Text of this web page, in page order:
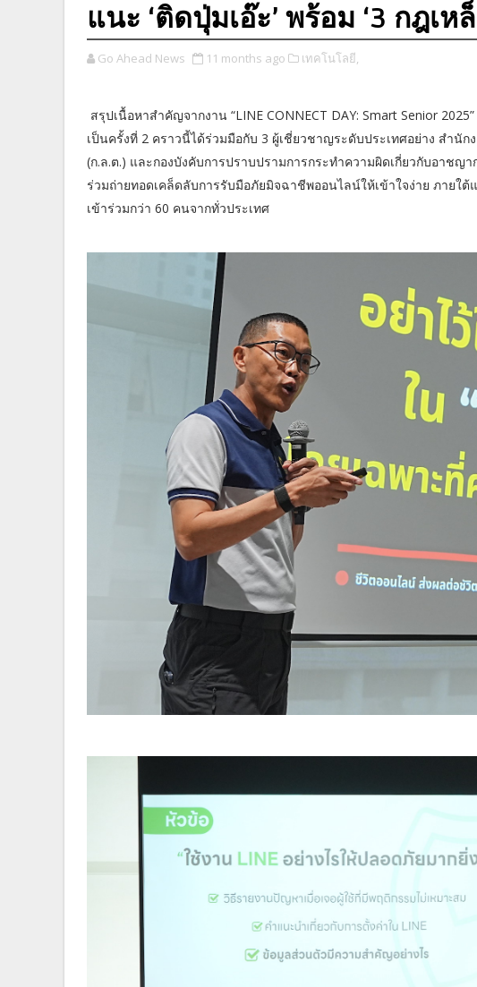
แนะ ‘ติดปุ่มเอ๊ะ’ พร้อม ‘3 กฎเ
Go Ahead News 11 months ago เทคโนโลยี,
สรุปเนื้อหาสำคัญจากงาน “LINE CONNECT DAY: Smart Senior
เป็นครั้งที่ 2 คราวนี้ได้ร่วมมือกับ 3 ผู้เชี่ยวชาญระดับประเทศอย่าง สำ
(ก.ล.ต.) และกองบังคับการปราบปรามการกระทำความผิดเกี่ยวกับอาชญ
ร่วมถ่ายทอดเคล็ดลับการรับมือภัยมิจฉาชีพออนไลน์ให้เข้าใจง่าย ภายใ
เข้าร่วมกว่า 60 คนจากทั่วประเทศ